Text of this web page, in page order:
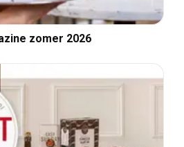
zomer 2026